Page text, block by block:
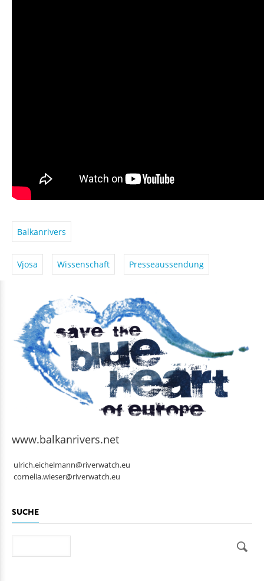
Balkanrivers
Vjosa Wissenschaft Presseaussendung
www.balkanrivers.net
ulrich.eichelmann@riverwatch.eu
cornelia.wieser@riverwatch.eu
SUCHE